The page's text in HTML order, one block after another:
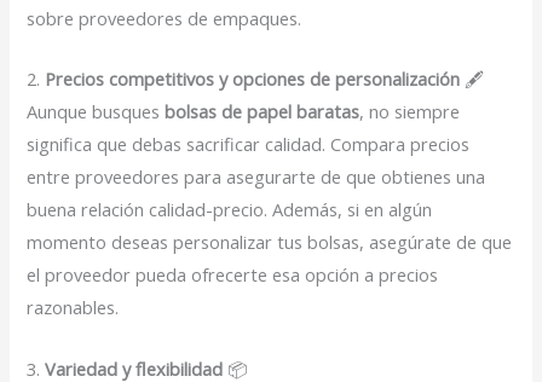
sobre proveedores de empaques.
2. Precios competitivos y opciones de personalización 🖋️
Aunque busquesbolsas de papel baratas, no siempre
significa que debas sacrificar calidad. Compara precios
entre proveedores para asegurarte de que obtienes una
buena relación calidad-precio. Además, si en algún
momento deseas personalizar tus bolsas, asegúrate de que
el proveedor pueda ofrecerte esa opción a precios
razonables.
3.Variedad y flexibilidad 📦